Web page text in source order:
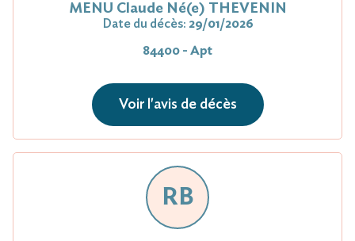
MENU Claude Né(e) THEVENIN
Date du décès: 29/01/2026
84400 - Apt
Voir l'avis de décès
RB